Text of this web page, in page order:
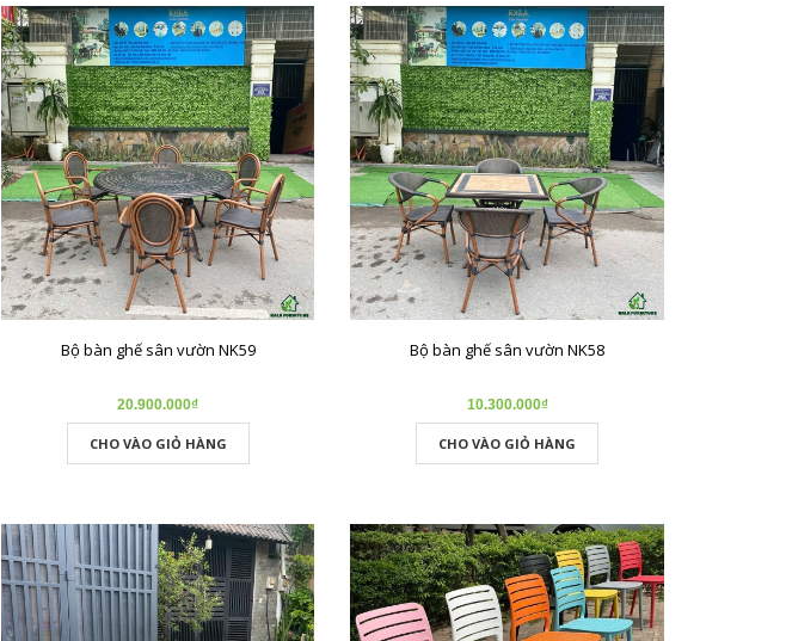
Bộ bàn ghế sân vườn NK59
20.900.000₫
CHO VÀO GIỎ HÀNG
Bộ bàn ghế sân vườn NK58
10.300.000₫
CHO VÀO GIỎ HÀNG